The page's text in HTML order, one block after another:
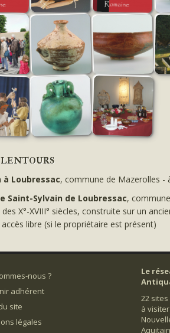
à Loubressac, commune de Mazerolles -
Saint-Sylvain de Loubressac,
X°-XVIII° siècles, construite sur un
libre (si le propriétaire est présent)
nous ?
adhérent
site
légales
Le
22
à